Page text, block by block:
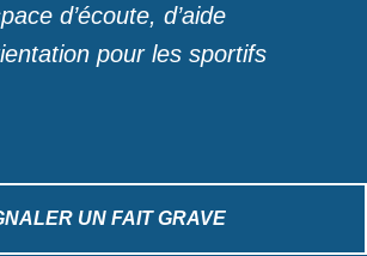
d’écoute, d’aide
pour les sportifs
UN FAIT GRAVE